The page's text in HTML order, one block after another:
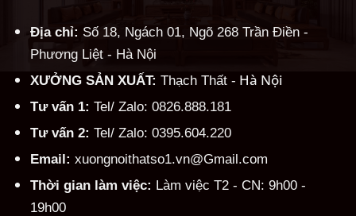
Địa chỉ: Số 18, Ngách 01, Ngõ 268 Trần Điền -
Phương Liệt - Hà Nội
XƯỞNG SẢN XUẤT: Thạch Thất - Hà Nội
Tư vấn 1: Tel/ Zalo: 0826.888.181
Tư vấn 2: Tel/ Zalo: 0395.604.220
Email: xuongnoithatso1.vn@Gmail.com
Thời gian làm việc: Làm việc T2 - CN: 9h00 -
19h00